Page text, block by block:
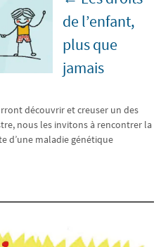
de l’enfant,
plus que
jamais
découvrir et creuser un des
nous les invitons à rencontrer la
d’une maladie génétique